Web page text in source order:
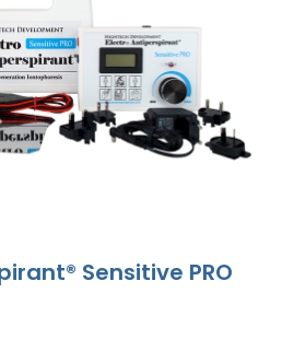
Sensitive PRO